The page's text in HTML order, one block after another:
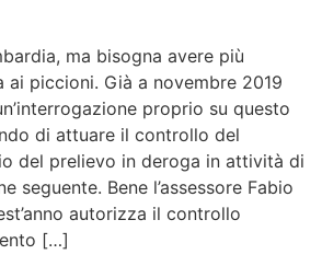
ma bisogna avere più
piccioni. Già a novembre 2019
proprio su questo
di attuare il controllo del
del prelievo in deroga in attività di
seguente. Bene l’assessore Fabio
autorizza il controllo
[…]